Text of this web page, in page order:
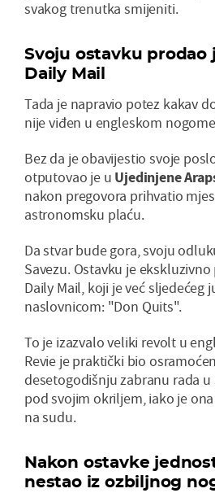
svakog trenutka smijeniti.
Svoju ostavku prodao
Daily Mail
Tada je napravio potez kakav
nije viđen u engleskom
Bez da je obavijestio svoje
otputovao je u Ujedinjene
nakon pregovora prihvatio
astronomsku plaću.
Da stvar bude gora, svoju
Savezu. Ostavku je
Daily Mail, koji je već sljedećeg
naslovnicom: "Don Quits".
To je izazvalo veliki revolt u
Revie je praktički bio
desetogodišnju zabranu rada
pod svojim okriljem, iako je
na sudu.
Nakon ostavke
nestao iz ozbiljnog